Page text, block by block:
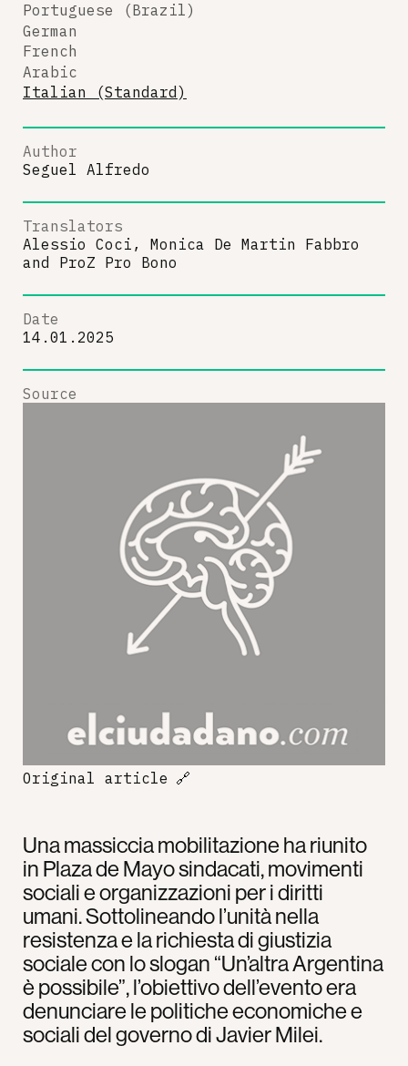
Una massiccia mobilitazione ha riunito
in Plaza de Mayo sindacati, movimenti
sociali e organizzazioni per i diritti
umani. Sottolineando l’unità nella
resistenza e la richiesta di giustizia
sociale con lo slogan “Un’altra Argentina
è possibile”, l’obiettivo dell’evento era
denunciare le politiche economiche e
sociali del governo di Javier Milei.
Portuguese (Brazil)
German
French
Arabic
Italian (Standard)
Author
Seguel Alfredo
Translators
Alessio Coci, Monica De Martin Fabbro
and ProZ Pro Bono
Date
14.01.2025
Source
Original article 🔗